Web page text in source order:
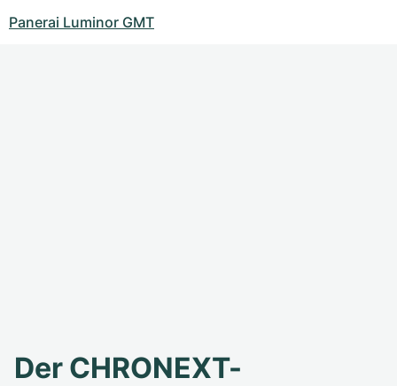
Panerai Luminor GMT
Der CHRONEXT-